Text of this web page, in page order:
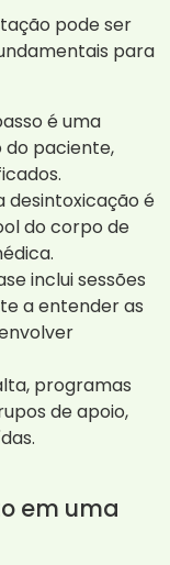
pode ser
para
é uma
do paciente,
desintoxicação é
do corpo de
inclui sessões
a entender as
programas
de apoio,
em uma